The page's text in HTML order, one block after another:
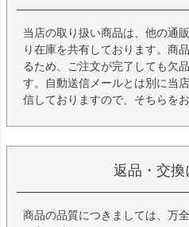
当店の取り扱い商品は、他の通
り在庫を共有しております。商
るため、ご注文が完了しても欠
す。自動送信メールとは別に当
信しておりますので、そちらをお
返品・交換
商品の品質につきましては、万